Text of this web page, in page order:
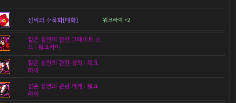
선비의 수묵화[매화] 워크라이 +2
짙은 심연의 편린 그레이트 소
드 : 워크라이
짙은 심연의 편린 상의 : 워크
라이
짙은 심연의 편린 어깨 : 워크
라이